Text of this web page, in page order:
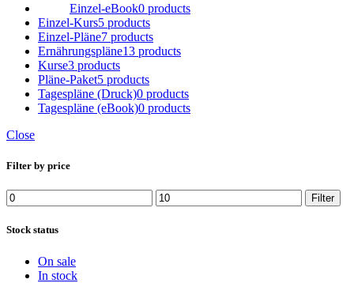
Einzel-eBook0 products
Einzel-Kurs5 products
Einzel-Pläne7 products
Ernährungspläne13 products
Kurse3 products
Pläne-Paket5 products
Tagespläne (Druck)0 products
Tagespläne (eBook)0 products
Close
Filter by price
Min.
Preis
Max.
Preis
Filter
Stock status
On sale
In stock